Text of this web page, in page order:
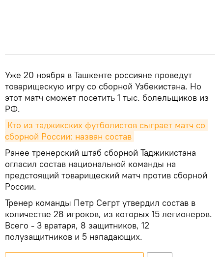
Уже 20 ноября в Ташкенте россияне проведут
товарищескую игру со сборной Узбекистана. Но
этот матч сможет посетить 1 тыс. болельщиков из
РФ.
Кто из таджикских футболистов сыграет матч со
сборной России: назван состав
Ранее тренерский штаб сборной Таджикистана
огласил состав национальной команды на
предстоящий товарищеский матч против сборной
России.
Тренер команды Петр Сегрт утвердил состав в
количестве 28 игроков, из которых 15 легионеров.
Всего - 3 вратаря, 8 защитников, 12
полузащитников и 5 нападающих.